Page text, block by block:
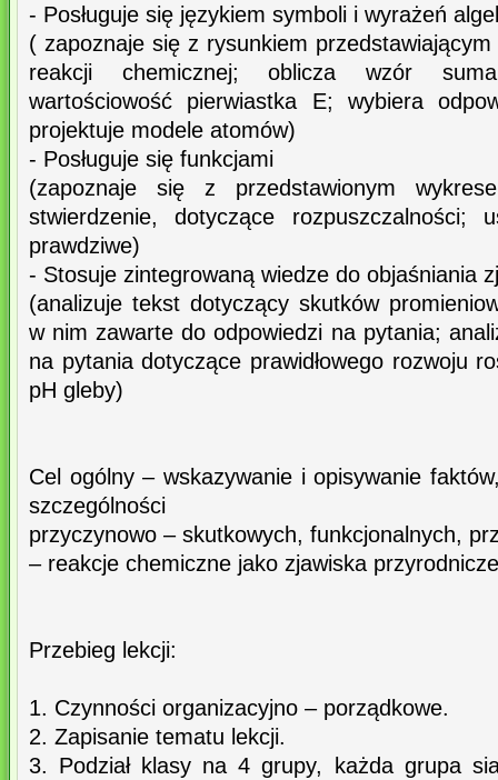
- Posługuje się językiem symboli i wyrażeń
( zapoznaje się z rysunkiem
reakcji chemicznej; oblicza wzór
wartościowość pierwiastka E; wybiera
projektuje modele atomów)
- Posługuje się funkcjami
(zapoznaje się z przedstawionym
stwierdzenie, dotyczące rozpuszczalności;
prawdziwe)
- Stosuje zintegrowaną wiedze do objaśniania
(analizuje tekst dotyczący skutków
w nim zawarte do odpowiedzi na pytania;
na pytania dotyczące prawidłowego rozwoju
pH gleby)
Cel ogólny – wskazywanie i opisywanie
szczególności
przyczynowo – skutkowych, funkcjonalnych,
– reakcje chemiczne jako zjawiska przyrodnicze
Przebieg lekcji:
1. Czynności organizacyjno – porządkowe.
2. Zapisanie tematu lekcji.
3. Podział klasy na 4 grupy, każda grupa